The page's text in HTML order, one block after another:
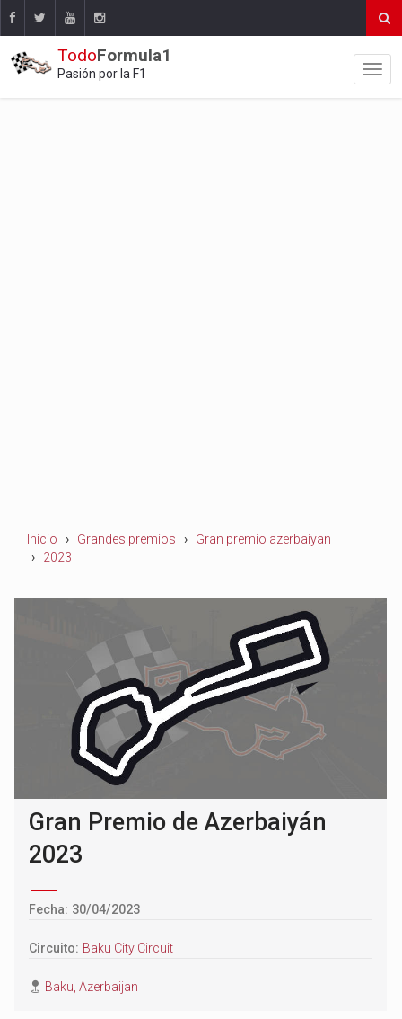
TodoFormula1
Pasión por la F1
Inicio Grandes premios
Gran premio azerbaiyan
2023
Gran Premio de Azerbaiyán
2023
Fecha: 30/04/2023
Circuito: Baku City Circuit
Baku, Azerbaijan